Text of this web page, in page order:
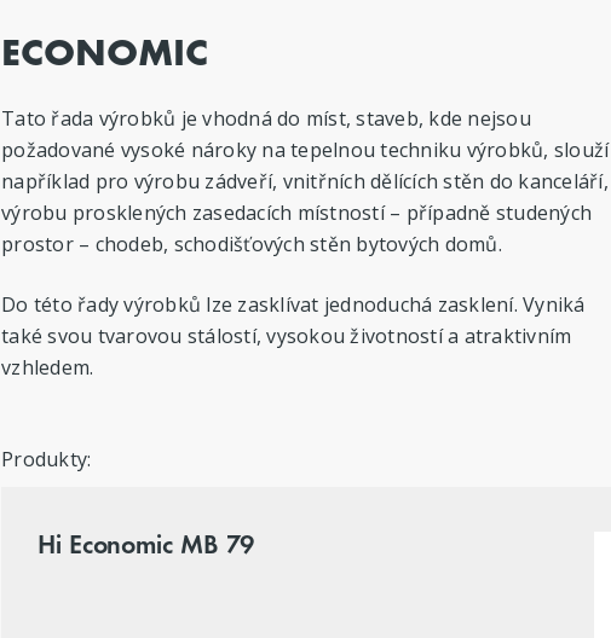
ECONOMIC
Tato řada výrobků je vhodná do míst, staveb, kde nejsou
požadované vysoké nároky na tepelnou techniku výrobků, slouží
například pro výrobu zádveří, vnitřních dělících stěn do kanceláří,
výrobu prosklených zasedacích místností – případně studených
prostor – chodeb, schodišťových stěn bytových domů.
Do této řady výrobků lze zasklívat jednoduchá zasklení. Vyniká
také svou tvarovou stálostí, vysokou životností a atraktivním
vzhledem.
Produkty:
Hi Economic MB 79